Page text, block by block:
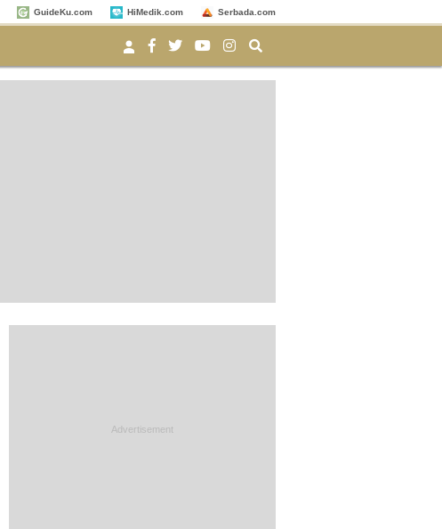
GuideKu.com HiMedik.com Serbada.com